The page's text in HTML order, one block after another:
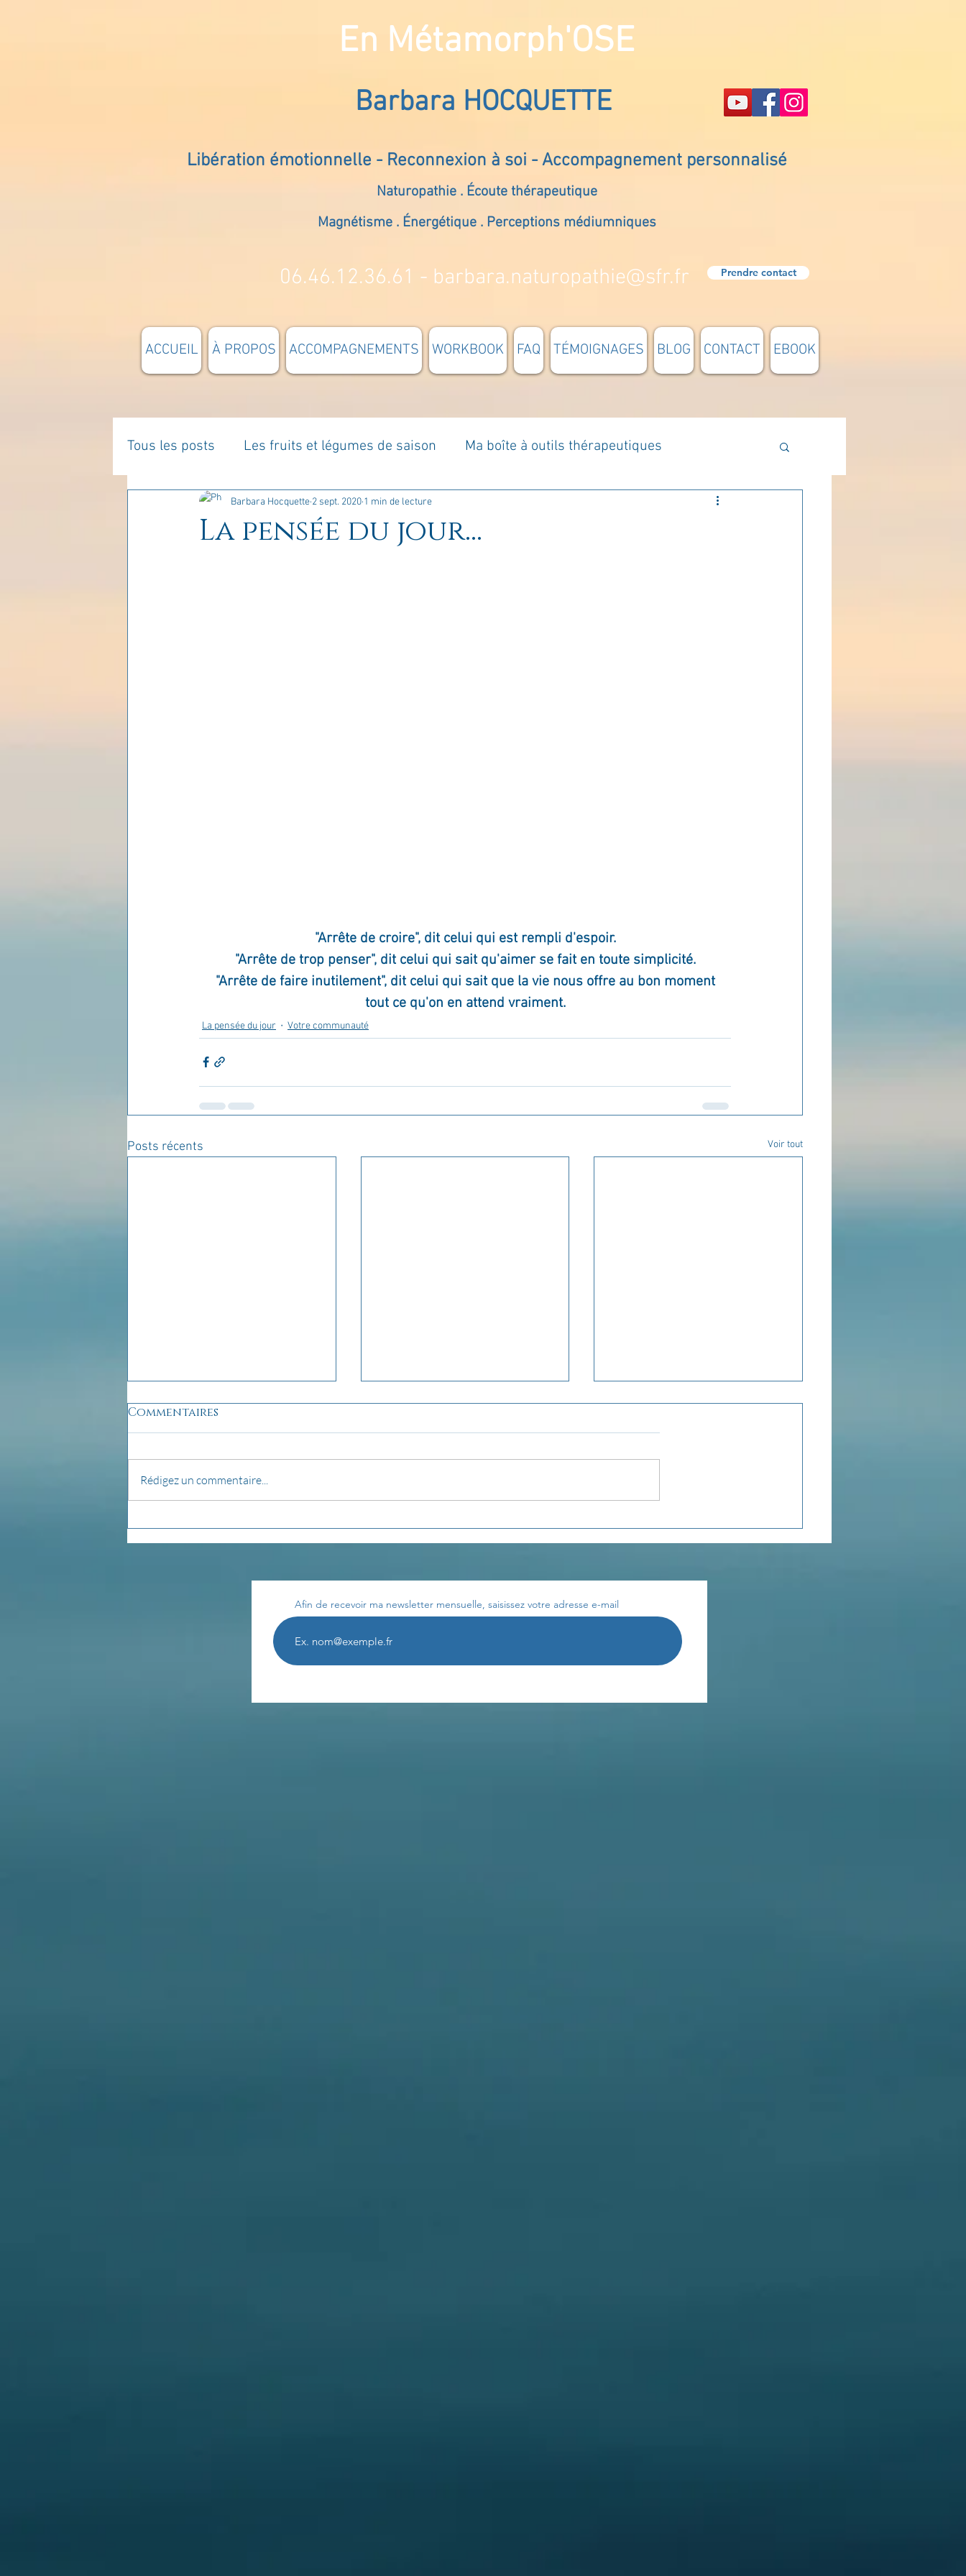
En Métamorph'OSE
Barbara HOCQUETTE
Libération émotionnelle - Reconnexion à soi - Accompagnement personnalisé
Naturopathie . Écoute thérapeutique
Magnétisme . Énergétique . Perceptions médiumniques
06.46.12.36.61 - barbara.naturopathie@sfr.fr Prendre contact
ACCUEIL À PROPOS ACCOMPAGNEMENTS WORKBOOK FAQ TÉMOIGNAGES BLOG CONTACT EBOOK
Tous les posts Les fruits et légumes de saison Ma boîte à outils thérapeutiques
La parentalité De vous à moi... Rome : voyage Méthodologie
La pensée du jour...
Barbara Hocquette 2 sept. 2020 1 min de lecture
"Arrête de croire", dit celui qui est rempli d'espoir.
"Arrête de trop penser", dit celui qui sait qu'aimer se fait en toute simplicité.
"Arrête de faire inutilement", dit celui qui sait que la vie nous offre au bon moment
tout ce qu'on en attend vraiment.
La pensée du jour Votre communauté
Posts récents Voir tout
pensée du jour...
La pensée du jour... La pensée du jour...
Commentaires
Rédigez un commentaire...
Afin de recevoir ma newsletter mensuelle, saisissez votre adresse e-mail